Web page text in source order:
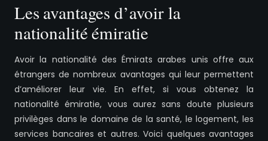
Les avantages d’avoir la
nationalité émiratie
Avoir la nationalité des Émirats arabes unis offre aux
étrangers de nombreux avantages qui leur permettent
d’améliorer leur vie. En effet, si vous obtenez la
nationalité émiratie, vous aurez sans doute plusieurs
privilèges dans le domaine de la santé, le logement, les
services bancaires et autres. Voici quelques avantages